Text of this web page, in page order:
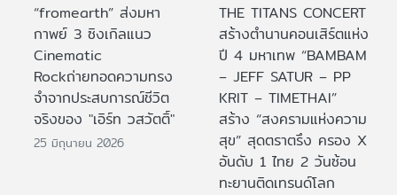
“fromearth” ส่งมหา
กาพย์ 3 ซิงเกิลแนว
Cinematic
Rockถ่ายทอดความทรง
จำจากประสบการณ์ชีวิต
จริงของ "เอิร์ท วสวัตติ์"
25 มิถุนายน 2026
THE TITANS CONCERT
สร้างตำนานคอนเสิร์ตแห่ง
ปี 4 มหาเทพ “BAMBAM
– JEFF SATUR – PP
KRIT – TIMETHAI”
สร้าง “สงครามแห่งความ
สุข” สุดตราตรึง ครอง X
อันดับ 1 ไทย 2 วันซ้อน
ทะยานติดเทรนด์โลก